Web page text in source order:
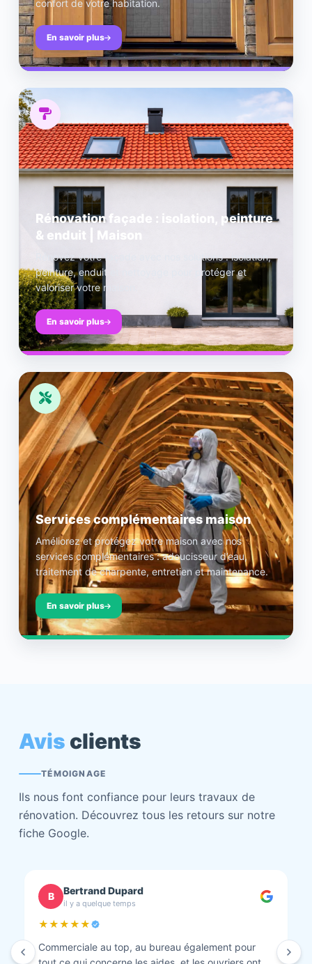
confort de votre habitation.
En savoir plus
Rénovation façade : isolation, peinture
& enduit | Maison
Rénovez votre façade avec nos solutions : isolation,
peinture, enduit et nettoyage pour protéger et
valoriser votre maison.
En savoir plus
Services complémentaires maison
Améliorez et protégez votre maison avec nos
services complémentaires : adoucisseur d’eau,
traitement de charpente, entretien et maintenance.
En savoir plus
Avis clients
TÉMOIGNAGE
Ils nous font confiance pour leurs travaux de
rénovation. Découvrez tous les retours sur notre
fiche Google.
C chantal BOURBONNAIS
il y a quelque temps
★★★★★
Isolation combles et rénovation façade réalisés.